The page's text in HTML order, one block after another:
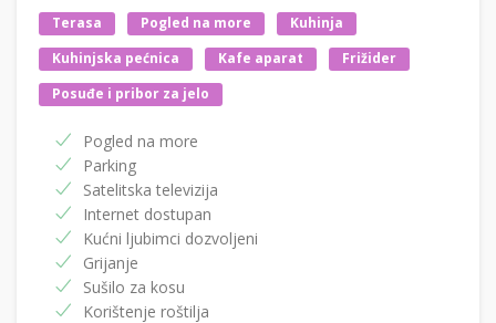
Terasa Pogled na more
Kuhinja
Kuhinjska pećnica
Kafe aparat
Frižider
Posuđe i pribor za jelo
Pogled na more
Parking
Satelitska televizija
Internet dostupan
Kućni ljubimci dozvoljeni
Grijanje
Sušilo za kosu
Korištenje roštilja